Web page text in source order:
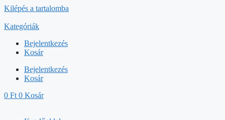
Kilépés a tartalomba
Kategóriák
Bejelentkezés
Kosár
Bejelentkezés
Kosár
0 Ft 0 Kosár